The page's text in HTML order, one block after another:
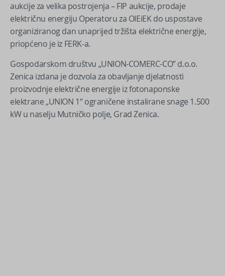
aukcije za velika postrojenja – FIP aukcije, prodaje
električnu energiju Operatoru za OIEiEK do uspostave
organiziranog dan unaprijed tržišta električne energije,
priopćeno je iz FERK-a.
Gospodarskom društvu „UNION-COMERC-CO” d.o.o.
Zenica izdana je dozvola za obavljanje djelatnosti
proizvodnje električne energije iz fotonaponske
elektrane „UNION 1“ ograničene instalirane snage 1.500
kW u naselju Mutničko polje, Grad Zenica.